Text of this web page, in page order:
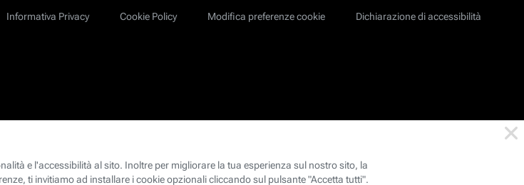
Informativa Privacy
Cookie Policy Modifica preferenze cookie Dichiarazione di accessibilità